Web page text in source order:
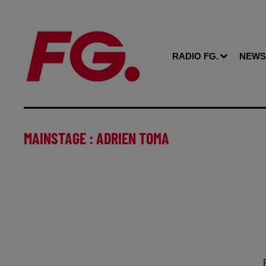
RADIO FG. NEWS
MAINSTAGE : ADRIEN TOMA